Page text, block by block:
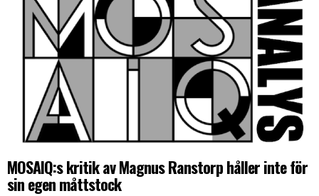
MOSAIQ:s kritik av Magnus Ranstorp håller inte för
sin egen måttstock